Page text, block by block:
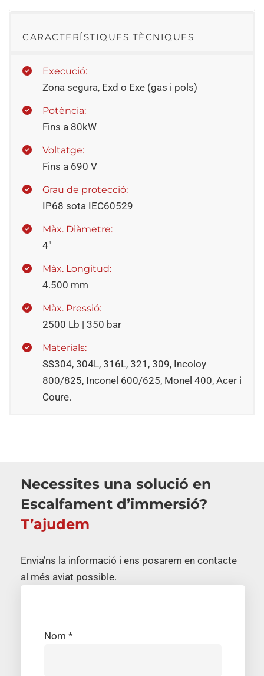
CARACTERÍSTIQUES TÈCNIQUES
Execució:
Zona segura, Exd o Exe (gas i pols)
Potència:
Fins a 80kW
Voltatge:
Fins a 690 V
Grau de protecció:
IP68 sota IEC60529
Màx. Diàmetre:
4"
Màx. Longitud:
4.500 mm
Màx. Pressió:
2500 Lb | 350 bar
Materials:
SS304, 304L, 316L, 321, 309, Incoloy
800/825, Inconel 600/625, Monel 400, Acer i
Coure.
Necessites una solució en
Escalfament d’immersió?
T’ajudem
Envia’ns la informació i ens posarem en contacte
al més aviat possible.
Nom *